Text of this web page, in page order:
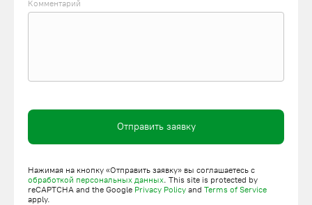
Купить стандартные технические лифты по низкой цене, а
Московской области.
магазинах, супермаркетах, гипермаркетах;
архивных помещениях.
Комментарий
Отправить заявку
Нажимая на кнопку «Отправить заявку» вы соглашаетесь с
обработкой персональных данных. This site is protected by
reCAPTCHA and the Google Privacy Policy and Terms of Service
apply.